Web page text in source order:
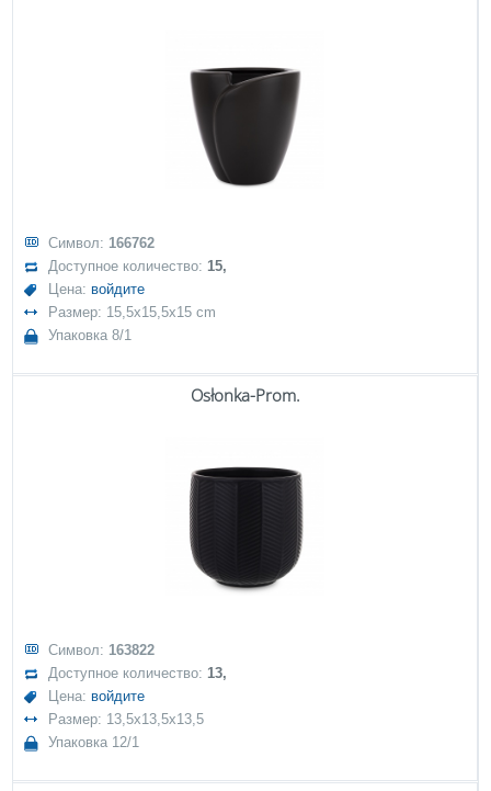
Символ: 166762
Доступное количество:15,
Цена: войдите
Размер: 15,5x15,5x15 cm
Упаковка 8/1
Osłonka-Prom.
Символ: 163822
Доступное количество:13,
Цена: войдите
Размер: 13,5x13,5x13,5
Упаковка 12/1